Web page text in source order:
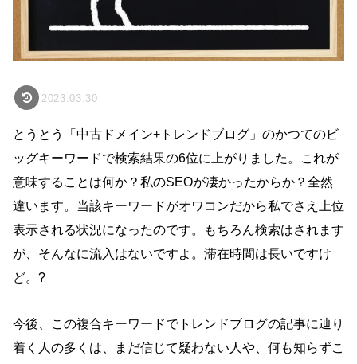
2023.03.30
とうとう「中古ドメイン+トレンドブログ」のかつてのビ
ッグキーワードで検索結果の6位に上がりました。これが
意味することは何か？私のSEOが凄かったからか？全然
違います。当該キーワードがオワコンだから私でさえ上位
表示される状況になったのです。もちろん検索はされます
が、そんなに流入はないですよ。滞在時間は長いですけ
ど。?
今後、この複合キーワードでトレンドブログの記事に辿り
着く人の多くは、まだ信じて疑わない人や、何も知らずこ